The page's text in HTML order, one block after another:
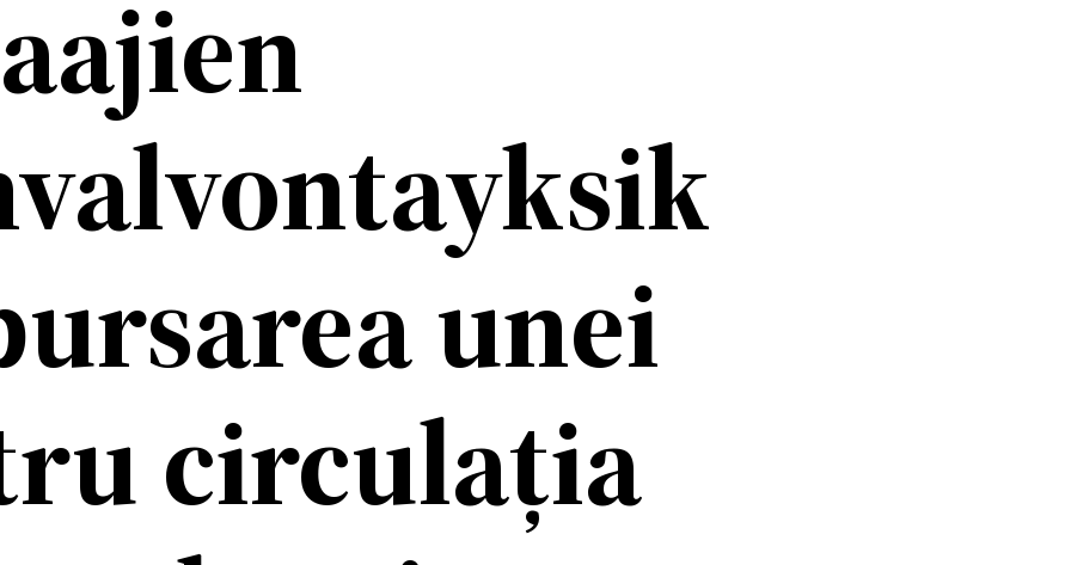
unei
circulația